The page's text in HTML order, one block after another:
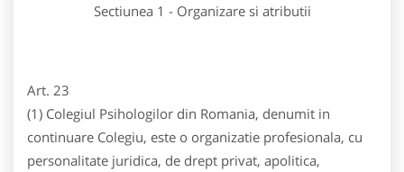
Sectiunea 1 - Organizare si atributii
Art. 23
(1) Colegiul Psihologilor din Romania, denumit in
continuare Colegiu, este o organizatie profesionala, cu
personalitate juridica, de drept privat, apolitica,